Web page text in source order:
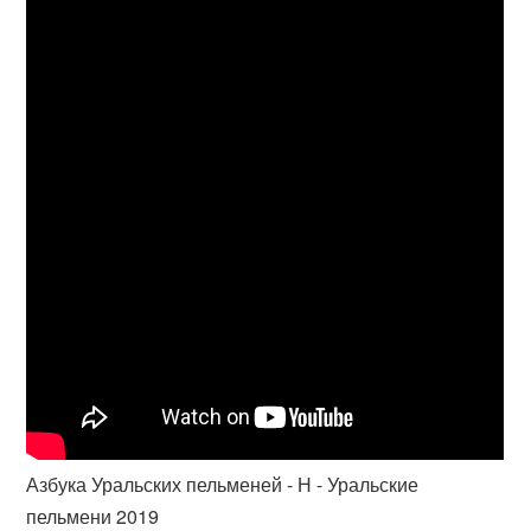
Азбука Уральских пельменей - Н - Уральские
пельмени 2019